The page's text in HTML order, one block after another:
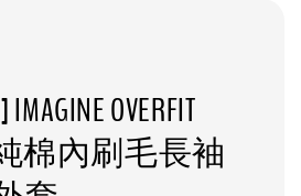
IMAGINE OVERFIT
純棉內刷毛長袖